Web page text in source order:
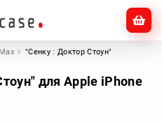
"Сенку : Доктор Стоун"
для Apple iPhone